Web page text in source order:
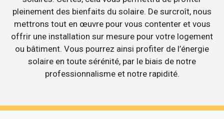
pleinement des bienfaits du solaire. De surcroît, nous
mettrons tout en œuvre pour vous contenter et vous
offrir une installation sur mesure pour votre logement
ou bâtiment. Vous pourrez ainsi profiter de l’énergie
solaire en toute sérénité, par le biais de notre
professionnalisme et notre rapidité.